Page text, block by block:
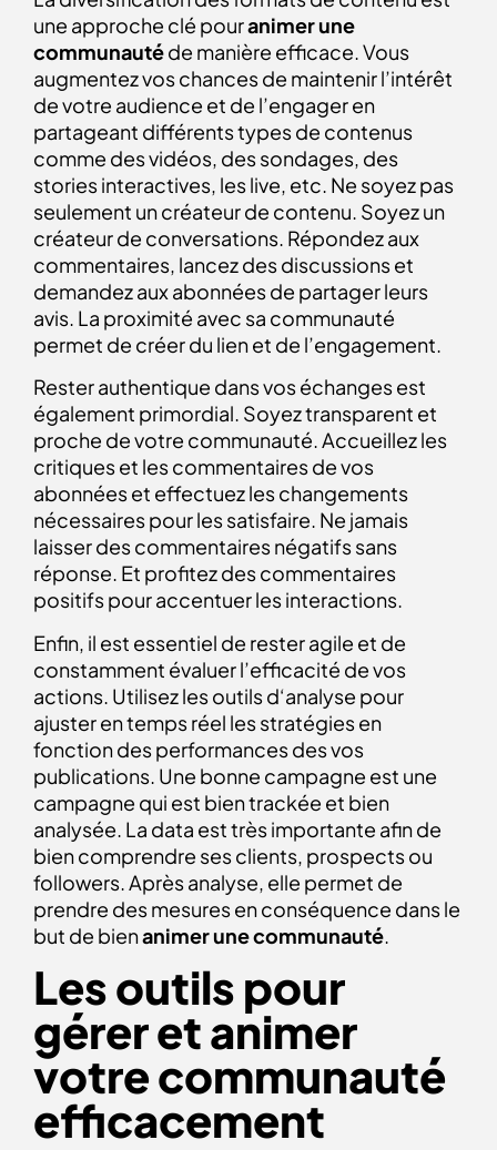
une approche clé pouranimer une
communautéde manière efficace. Vous
augmentez vos chances de maintenir l’intérêt
de votre audience et de l’engager en
partageant différents types de contenus
comme des vidéos, des sondages, des
stories interactives, les live, etc. Ne soyez pas
seulement un créateur de contenu. Soyez un
créateur de conversations. Répondez aux
commentaires, lancez des discussions et
demandez aux abonnées de partager leurs
avis. La proximité avec sa communauté
permet de créer du lien et de l’engagement.
Rester authentique dans vos échanges est
également primordial. Soyez transparent et
proche de votre communauté. Accueillez les
critiques et les commentaires de vos
abonnées et effectuez les changements
nécessaires pour les satisfaire. Ne jamais
laisser des commentaires négatifs sans
réponse. Et profitez des commentaires
positifs pour accentuer les interactions.
Enfin, il est essentiel de rester agile et de
constamment évaluer l’efficacité de vos
actions. Utilisez les outils d‘analyse pour
ajuster en temps réel les stratégies en
fonction des performances des vos
publications. Une bonne campagne est une
campagne qui est bien trackée et bien
analysée. La data est très importante afin de
bien comprendre ses clients, prospects ou
followers. Après analyse, elle permet de
prendre des mesures en conséquence dans le
but de bienanimer une communauté.
Les outils pour
gérer et animer
votre communauté
efficacement